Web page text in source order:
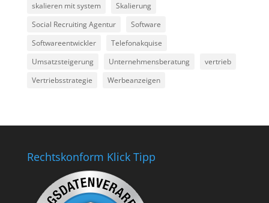
skalieren mit system
Skalierung
Social Recruiting Agentur
Software
Softwareentwickler
Telefonakquise
Umsatzsteigerung
Unternehmensberatung
vertrieb
Vertriebsstrategie
Werbeanzeigen
Rechtskonform Klick Tipp